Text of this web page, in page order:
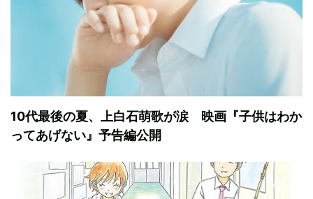
10代最後の夏、上白石萌歌が涙 映画『子供はわか
ってあげない』予告編公開